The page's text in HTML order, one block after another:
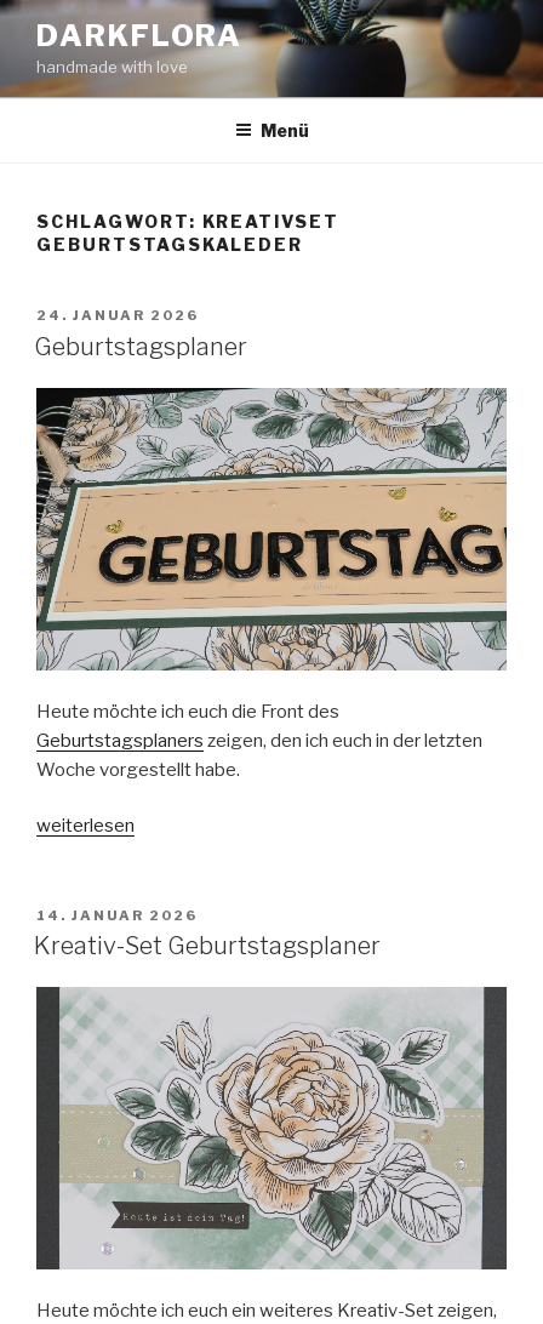
Zum
Inhalt
springen
DARKFLORA
handmade with love
Menü
SCHLAGWORT: KREATIVSET
GEBURTSTAGSKALEDER
VERÖFFENTLICHT
AM
24. JANUAR 2026
Geburtstagsplaner
Heute möchte ich euch die Front des
Geburtstagsplaners zeigen, den ich euch in der letzten
Woche vorgestellt habe.
„Geburtstagsplaner“
weiterlesen
VERÖFFENTLICHT
AM
14. JANUAR 2026
Kreativ-Set Geburtstagsplaner
Heute möchte ich euch ein weiteres Kreativ-Set zeigen,